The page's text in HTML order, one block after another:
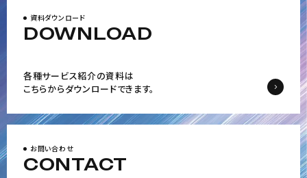
資料ダウンロード
DOWNLOAD
各種サービス紹介の資料は
こちらからダウンロードできます。
お問い合わせ
CONTACT